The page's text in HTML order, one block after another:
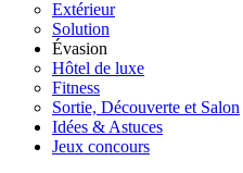
Extérieur
Solution
Évasion
Hôtel de luxe
Fitness
Sortie, Découverte et Salon
Idées & Astuces
Jeux concours